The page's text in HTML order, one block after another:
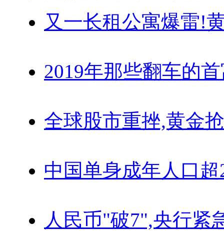
又一长租公寓爆雷!
2019年那些翻车的
全球股市重挫,黄金
中国单身成年人口超
人民币"破7",央行紧